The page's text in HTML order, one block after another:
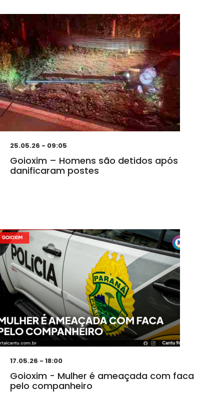
25.05.26 - 09:05
Goioxim – Homens são detidos após
danificaram postes
17.05.26 - 18:00
Goioxim - Mulher é ameaçada com faca
pelo companheiro